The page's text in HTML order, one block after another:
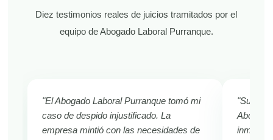
Diez testimonios reales de juicios tramitados por el
equipo de Abogado Laboral Purranque.
"El Abogado Laboral Purranque tomó mi
caso de despido injustificado. La
empresa mintió con las necesidades de
"Sufría